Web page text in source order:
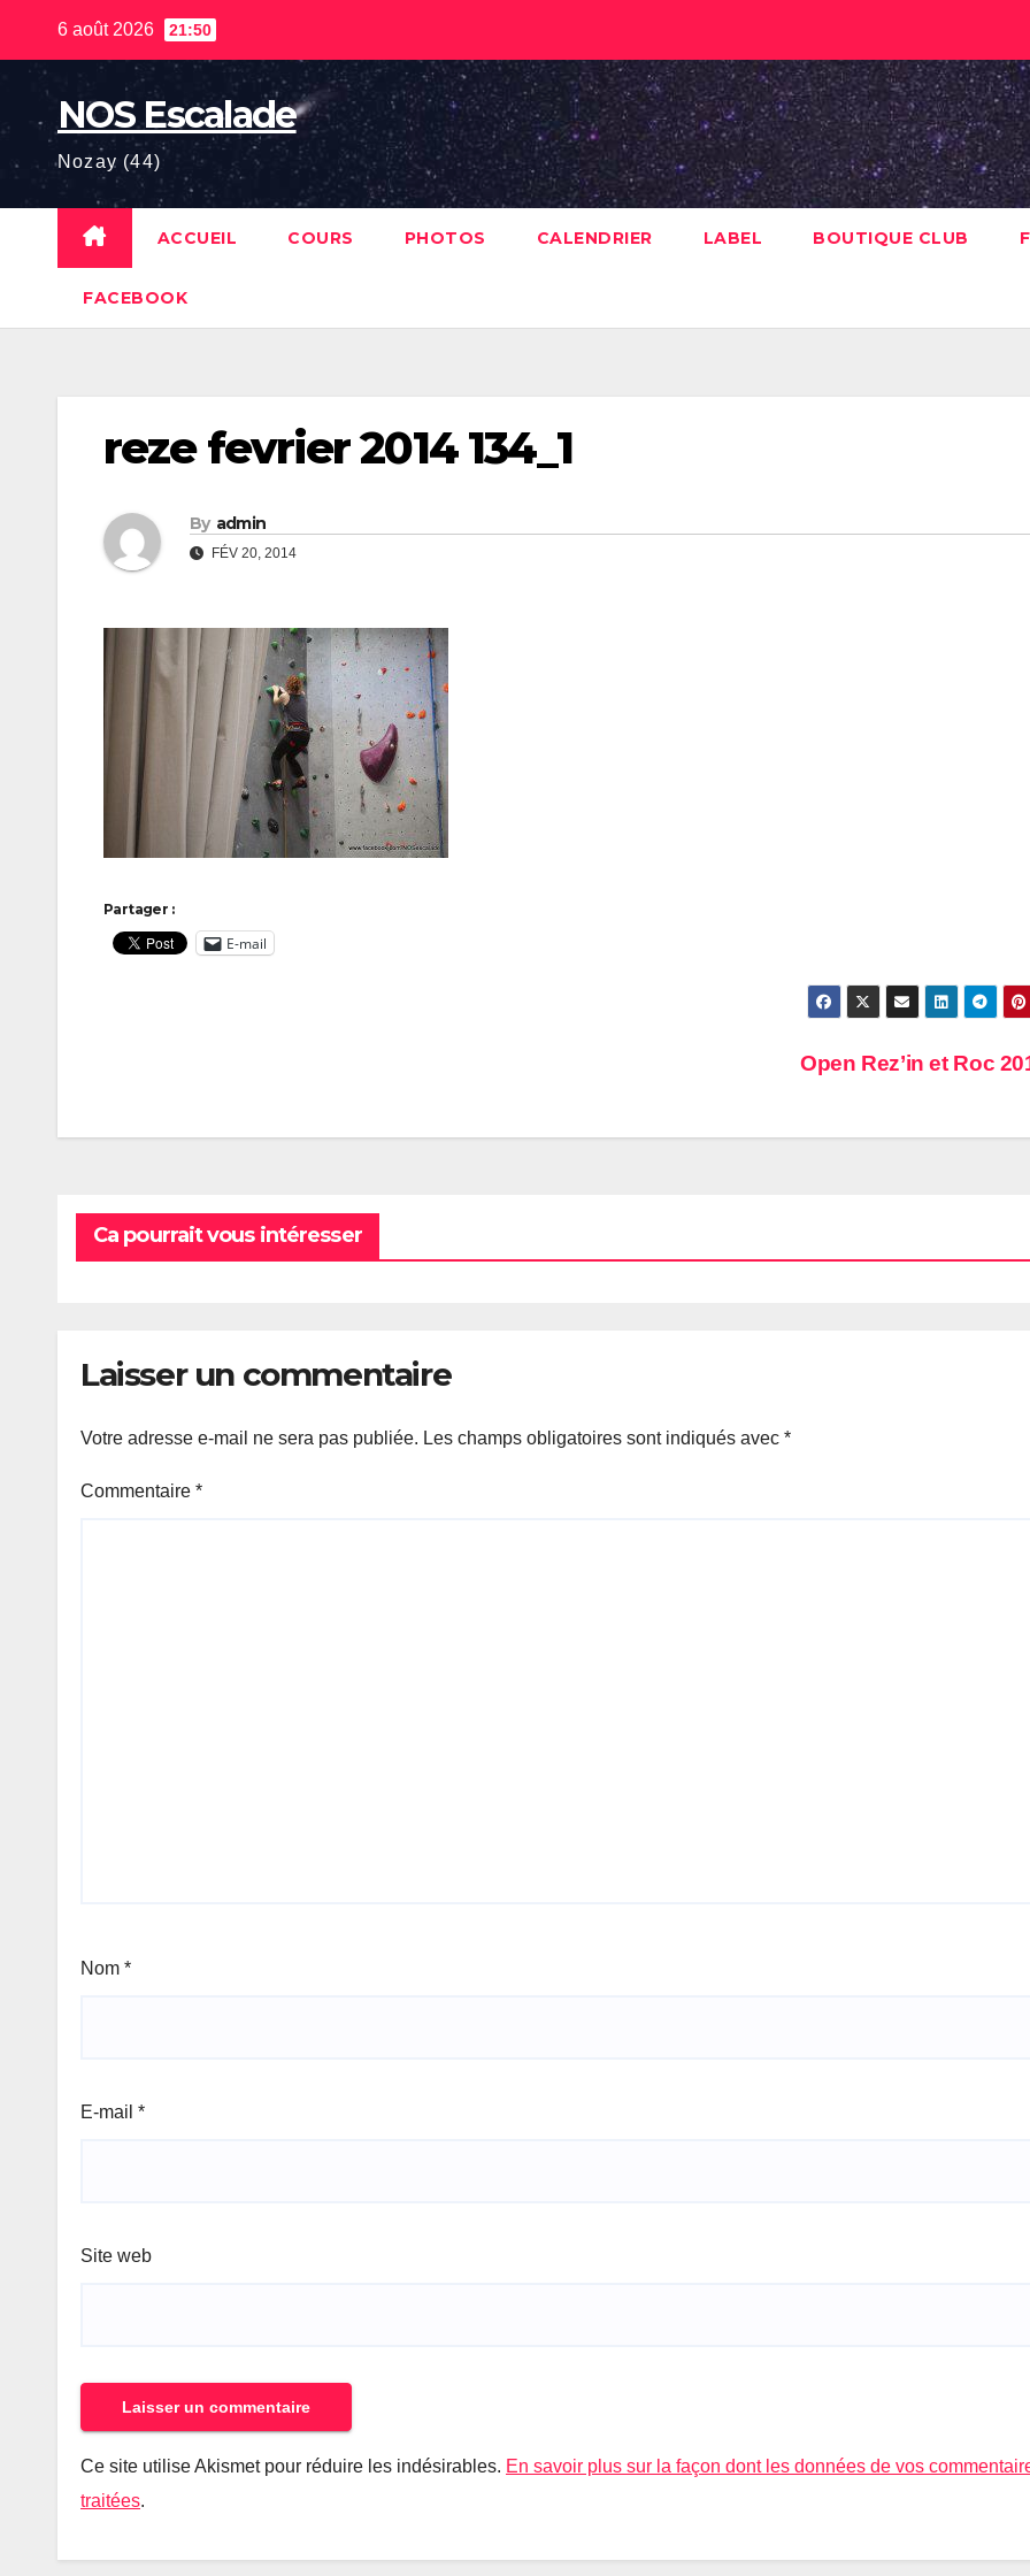
6 août 2026 21:50
NOS Escalade
Nozay (44)
ACCUEIL COURS PHOTOS CALENDRIER LABEL BOUTIQUE CLUB
FACEBOOK
reze fevrier 2014 134_1
By admin
FÉV 20, 2014
Partager :
E-mail
Open Rez’in et Roc
Ca pourrait vous intéresser
Laisser un commentaire
Votre adresse e-mail ne sera pas publiée. Les champs obligatoires sont indiqués avec *
Commentaire *
Nom *
E-mail *
Site web
Ce site utilise Akismet pour réduire les indésirables. En savoir plus sur la façon dont les données de vos
traitées.